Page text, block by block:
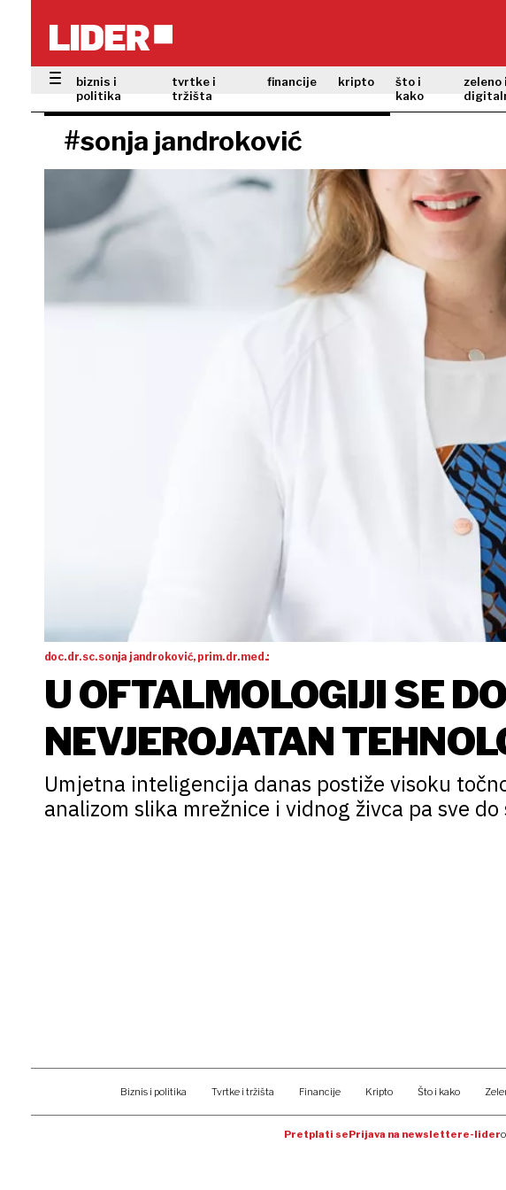
biznis i
politika
tvrtke i
tržišta
financije kripto
što i
kako
zeleno i
#sonja jandroković
doc. dr. sc. sonja jandroković, prim. dr. med.:
U OFTALMOLOGIJI SE
NEVJEROJATAN
Umjetna inteligencija danas postiže visoku
analizom slika mrežnice i vidnog živca pa sve
Biznis i politika Tvrtke i tržišta Financije Kripto Što i kako
Pretplati sePrijava na newslettere-lider